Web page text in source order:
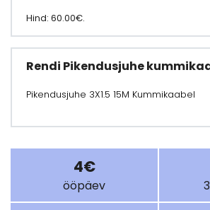
Hind: 60.00€.
Rendi Pikendusjuhe
Pikendusjuhe 3X1.5 15M Kummikaabel
4€
ööpäev